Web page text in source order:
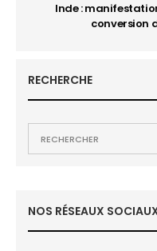
Inde :
conversion
RECHERCHE
NOS RÉSEAUX